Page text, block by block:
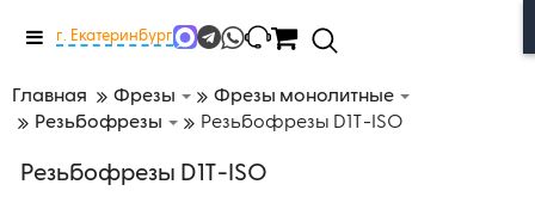
Меню
г. Екатеринбург
Главная Фрезы
Фрезы монолитные
Резьбофрезы
Резьбофрезы D1T-ISO
Резьбофрезы D1T-ISO